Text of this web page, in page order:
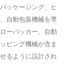
ッケージング、ヒ
自動包装機械を専
ーパッカー、自動
ピング機械が含ま
るように設計され